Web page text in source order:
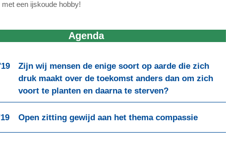
een ijskoude hobby!
Agenda
Zijn wij mensen de enige soort op aarde die zich
druk maakt over de toekomst anders dan om zich
voort te planten en daarna te sterven?
Open zitting gewijd aan het thema compassie